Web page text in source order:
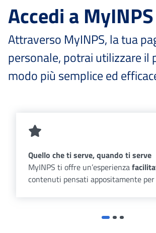
Accedi a MyINPS
Attraverso MyINPS, la tua
personale, potrai utilizzare il
modo più semplice ed
Quello che ti serve, quando ti serve
MyINPS ti offre un’esperienza
contenuti pensati appositamente